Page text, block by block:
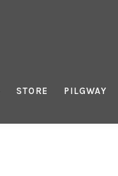
STORE PILGWAY